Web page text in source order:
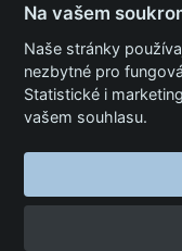
© 2010-2021
vyhrazena.
3696
Na vašem
Naše stránky
nezbytné pro
Statistické i
vašem souhlasu.